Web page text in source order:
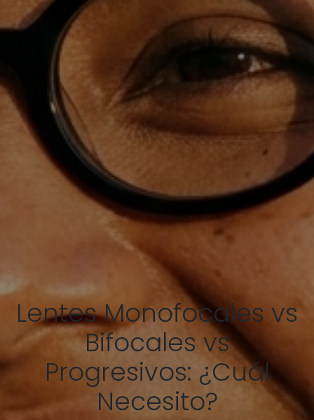
Lentes Monofocales vs
Bifocales vs
Progresivos: ¿Cuál
Necesito?